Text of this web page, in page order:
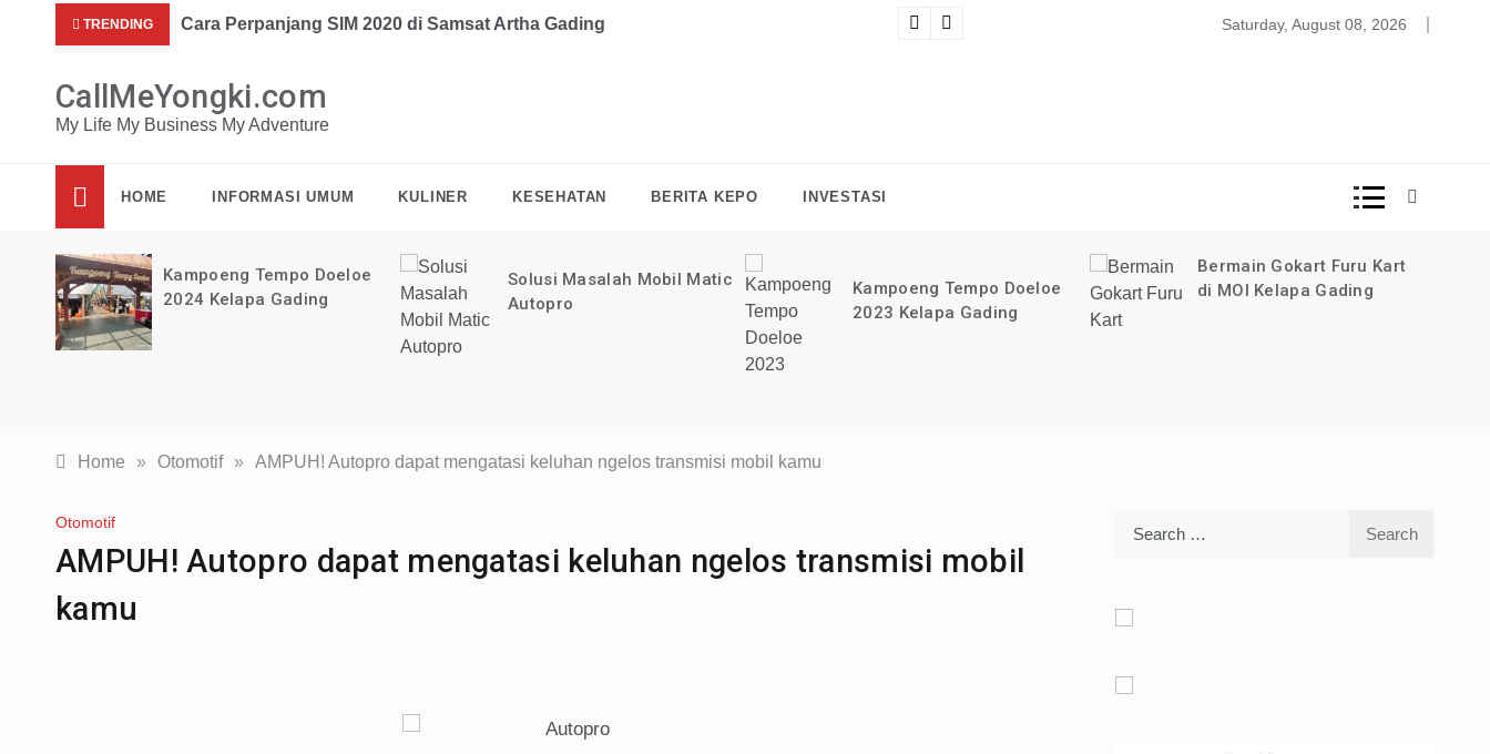
Mau dapat tutorial digital marketing GRATIS selama 1 TAHUN?
TRENDING Cara Perpanjang STNK 2020 di Samsat Artha Gading Saturday, August 08, 2026
CallMeYongki.com
My Life My Business My Adventure
HOME INFORMASI UMUM KULINER KESEHATAN BERITA KEPO INVESTASI
Solusi Masalah Mobil Matic
Autopro
Kampoeng Tempo Doeloe
2023 Kelapa Gading
di MOI Kelapa Gading
Perpanjang STNK Cempaka
Home » Otomotif » AMPUH! Autopro dapat mengatasi keluhan ngelos transmisi mobil kamu
Otomotif
AMPUH! Autopro dapat mengatasi keluhan ngelos transmisi mobil
kamu